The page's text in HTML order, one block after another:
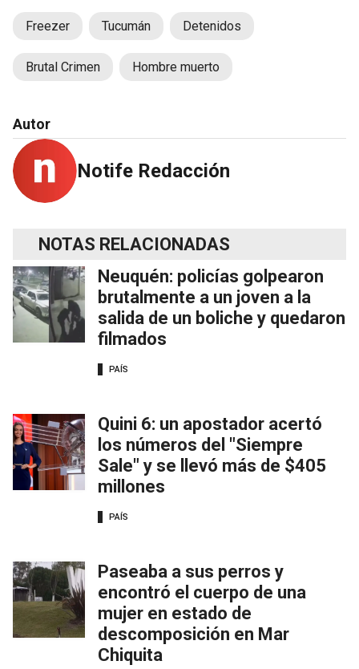
Freezer Tucumán Detenidos
Brutal Crimen Hombre muerto
Autor
Notife Redacción
NOTAS RELACIONADAS
Neuquén: policías golpearon
brutalmente a un joven a la
salida de un boliche y quedaron
filmados
PAÍS
Quini 6: un apostador acertó
los números del "Siempre
Sale" y se llevó más de $405
millones
PAÍS
Paseaba a sus perros y
encontró el cuerpo de una
mujer en estado de
descomposición en Mar
Chiquita